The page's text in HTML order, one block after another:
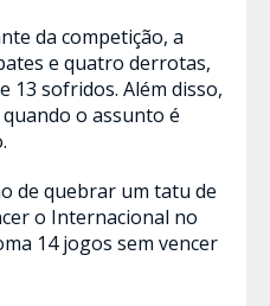
da competição, a
e quatro derrotas,
13 sofridos. Além disso,
o assunto é
de quebrar um tatu de
o Internacional no
14 jogos sem vencer